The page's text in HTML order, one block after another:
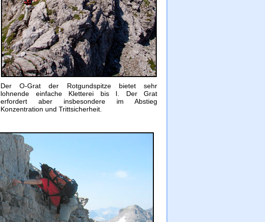
Der O-Grat der Rotgundspitze bietet sehr
lohnende einfache Kletterei bis I. Der Grat
erfordert aber insbesondere im Abstieg
Konzentration und Trittsicherheit.